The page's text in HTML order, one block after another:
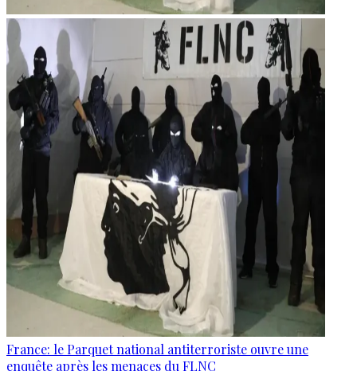
France: le Parquet national antiterroriste ouvre une
enquête après les menaces du FLNC